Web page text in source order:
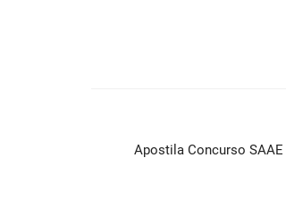
Apostila Concurso
Curso